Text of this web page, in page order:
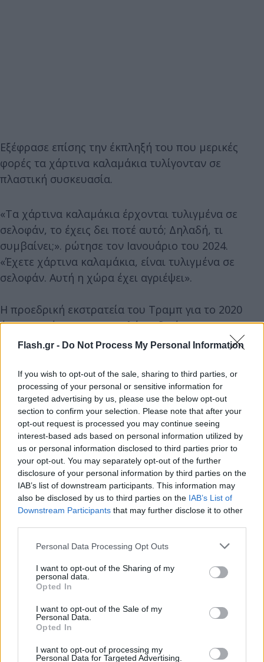
Flash.gr - Do Not Process My Personal Information
If you wish to opt-out of the sale, sharing to third parties, or
processing of your personal or sensitive information for
targeted advertising by us, please use the below opt-out
section to confirm your selection. Please note that after your
opt-out request is processed you may continue seeing
interest-based ads based on personal information utilized by
us or personal information disclosed to third parties prior to
your opt-out. You may separately opt-out of the further
disclosure of your personal information by third parties on the
IAB’s list of downstream participants. This information may
also be disclosed by us to third parties on the IAB’s List of
Downstream Participants that may further disclose it to other
Please note that this website/app uses one or more Google
not limited to your visit or usage behaviour. You may click to
grant or deny consent to Google and its third-party tags to
use your data for below specified purposes in below Google
consent section.
Personal Data Processing Opt Outs
I want to opt-out of the Sharing of my
personal data.
Opted In
I want to opt-out of the Sale of my
Personal Data.
Opted In
I want to opt-out of processing my
Personal Data for Targeted Advertising.
Εξέφρασε επίσης την έκπληξή του που μερικές
φορές τα χάρτινα καλαμάκια τυλίγονταν σε
πλαστική συσκευασία.
«Τα χάρτινα καλαμάκια έρχονται τυλιγμένα σε
σελοφάν, το έχεις δει ποτέ αυτό; Δηλαδή, τι
συμβαίνει;». ρώτησε τον Ιανουάριο του 2024.
«Έχετε χάρτινα καλαμάκια, είναι τυλιγμένα σε
σελοφάν. Αυτή η χώρα έχει αγριέψει».
Η προεδρική εκστρατεία του Τραμπ για το 2020
άρχισε ακόμη και να πουλά τα δικά της
επαναχρησιμοποιήσιμα καλαμάκια με την
από τη διαμάχη.
«Τον αγαπώ»
Θέση στο συγκεκριμένο θέμα ήρε και οΈλον
Μασκ, ο οποίος αναδημοσίευσε τη δήλωση του
Ντόναλντ Τραμπ για τα χάρτινα καλαμάκια και
σχολίασε: «Ο καλύτερος πρόεδρος όλων των
εποχών! Τον αγαπώ όσο μπορεί ένας στρέιτ άνδρας
να αγαπήσει έναν άλλον άνδρα».